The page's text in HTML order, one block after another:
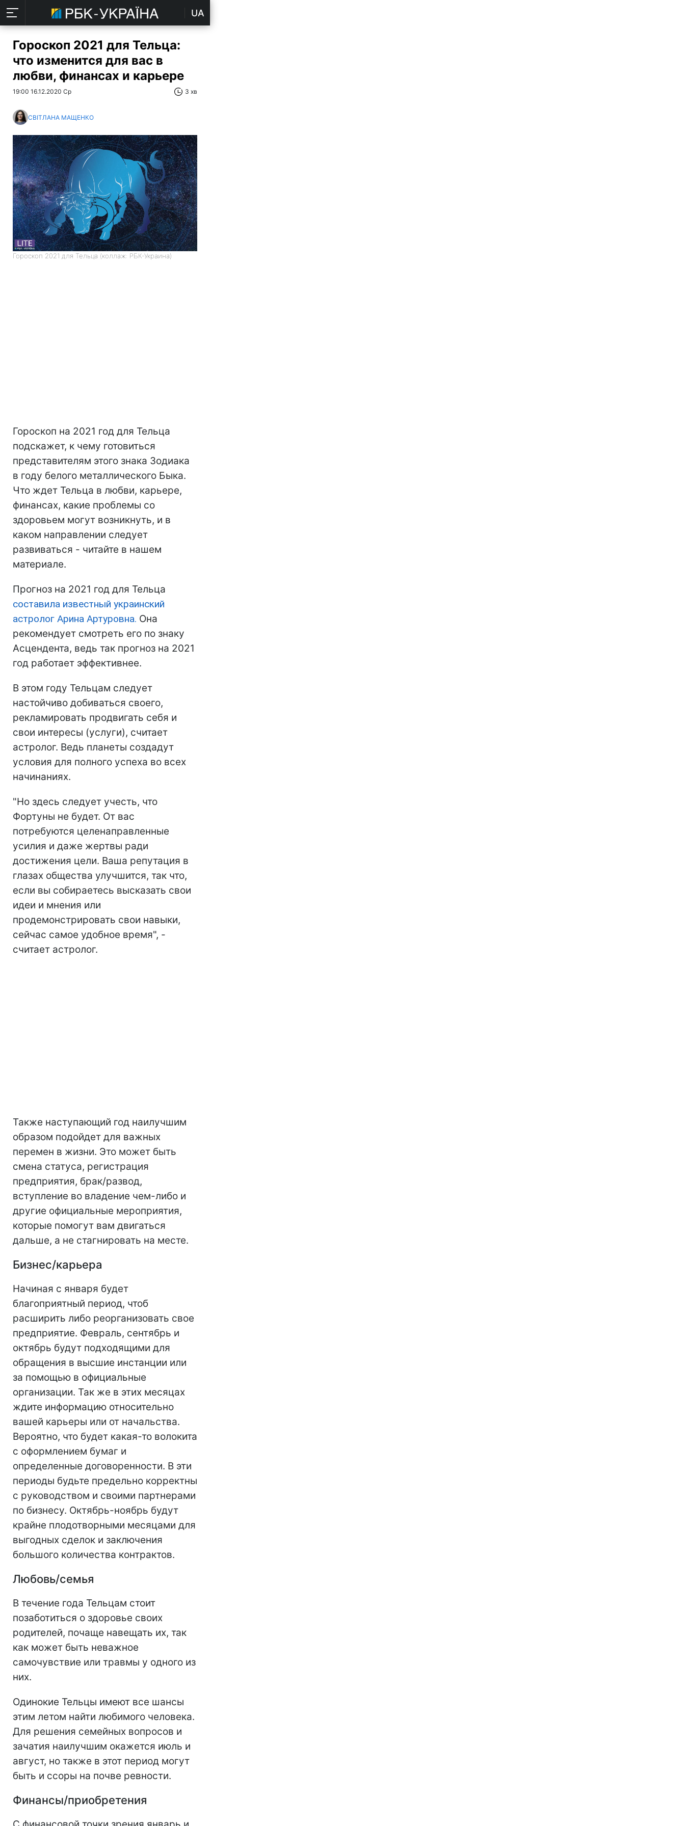
UA
Гороскоп 2021 для Тельца:
что изменится для вас в
любви, финансах и карьере
19:00 16.12.2020 Ср 3 хв
СВІТЛАНА МАЩЕНКО
Гороскоп 2021 для Тельца (коллаж: РБК-Украина)
Гороскоп на 2021 год для Тельца
подскажет, к чему готовиться
представителям этого знака Зодиака
в году белого металлического Быка.
Что ждет Тельца в любви, карьере,
финансах, какие проблемы со
здоровьем могут возникнуть, и в
каком направлении следует
развиваться - читайте в нашем
материале.
Прогноз на 2021 год для Тельца
составила известный украинский
астролог Арина Артуровна. Она
рекомендует смотреть его по знаку
Асцендента, ведь так прогноз на 2021
год работает эффективнее.
В этом году Тельцам следует
настойчиво добиваться своего,
рекламировать продвигать себя и
свои интересы (услуги), считает
астролог. Ведь планеты создадут
условия для полного успеха во всех
начинаниях.
"Но здесь следует учесть, что
Фортуны не будет. От вас
потребуются целенаправленные
усилия и даже жертвы ради
достижения цели. Ваша репутация в
глазах общества улучшится, так что,
если вы собираетесь высказать свои
идеи и мнения или
продемонстрировать свои навыки,
сейчас самое удобное время", -
считает астролог.
Также наступающий год наилучшим
образом подойдет для важных
перемен в жизни. Это может быть
смена статуса, регистрация
предприятия, брак/развод,
вступление во владение чем-либо и
другие официальные мероприятия,
которые помогут вам двигаться
дальше, а не стагнировать на месте.
Бизнес/карьера
Начиная с января будет
благоприятный период, чтоб
расширить либо реорганизовать свое
предприятие. Февраль, сентябрь и
октябрь будут подходящими для
обращения в высшие инстанции или
за помощью в официальные
организации. Так же в этих месяцах
ждите информацию относительно
вашей карьеры или от начальства.
Вероятно, что будет какая-то волокита
с оформлением бумаг и
определенные договоренности. В эти
периоды будьте предельно корректны
с руководством и своими партнерами
по бизнесу. Октябрь-ноябрь будут
крайне плодотворными месяцами для
выгодных сделок и заключения
большого количества контрактов.
Любовь/семья
В течение года Тельцам стоит
позаботиться о здоровье своих
родителей, почаще навещать их, так
как может быть неважное
самочувствие или травмы у одного из
них.
Одинокие Тельцы имеют все шансы
этим летом найти любимого человека.
Для решения семейных вопросов и
зачатия наилучшим окажется июль и
август, но также в этот период могут
быть и ссоры на почве ревности.
Финансы/приобретения